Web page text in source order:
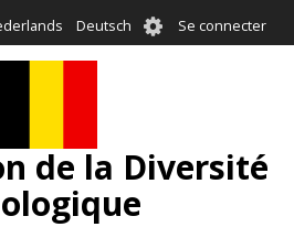
Deutsch User
account
Se connecter
de la Diversité